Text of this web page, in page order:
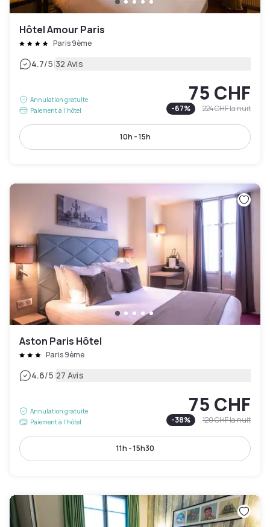
Hôtel Amour Paris
Paris 9ème
4.7/5|32 Avis
Annulation gratuite
Paiement à l'hôtel
75 CHF
-67% 224 CHFla nuit
10h - 15h
Aston Paris Hôtel
Paris 9ème
4.6/5|27 Avis
Annulation gratuite
Paiement à l'hôtel
75 CHF
-38% 120 CHFla nuit
11h - 15h30